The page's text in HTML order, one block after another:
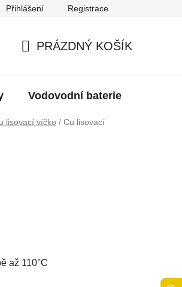
Přihlášení Registrace
KOŠÍK
PRÁZDNÝ KOŠÍK
Vodovodní baterie
lisovací víčko / Cu lisovací
až 110°C